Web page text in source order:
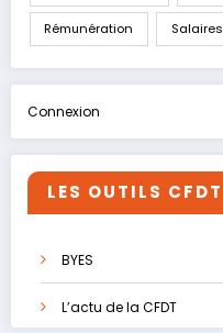
Rémunération Salaires
Connexion
LES OUTILS CFDT
BYES
L’actu de la CFDT